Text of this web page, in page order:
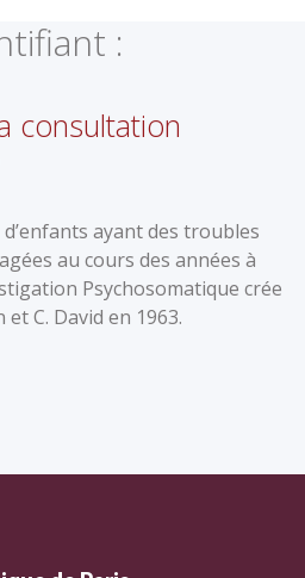
:
consultation
d’enfants ayant des troubles
au cours des années à
Psychosomatique crée
et C. David en 1963.